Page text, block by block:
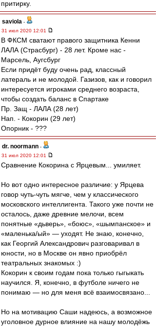
притирку.
saviola -
31 июл 2020 12:01
В ФКСМ сватают правого защитника Кенни
ЛАЛА (Страсбург) - 28 лет. Кроме нас -
Марсель, Аугсбург
Если придёт буду очень рад, классный
латераль и не молодой. Газизов, как и говорил
интересуется игроками среднего возраста,
чтобы создать баланс в Спартаке
Пр. Защ - ЛАЛА (28 лет)
Нап. - Кокорин (29 лет)
Опорник - ???
dr. noormann -
31 июл 2020 12:01
Сравнение Кокорина с Ярцевым... умиляет.
Но вот одно интересное различие: у Ярцева
говор чуть-чуть мягче, чем у классического
московского интеллигента. Такого уже почти не
осталось, даже древние мелочи, всем
понятные «дьверь», «боюс», «шымпанское» и
«маленька/ый» — уходят. Не знаю, конечно,
как Георгий Александрович разговаривал в
юности, но в Москве он явно приобрёл
театральных знакомых :)
Кокорин к своим годам пока только гыгыкать
научился. Я, конечно, в футболе ничего не
понимаю — но для меня всё взаимосвязано...
Но на мотивацию Саши надеюсь, а возможное
уголовное дурное влияние на нашу молодёжь